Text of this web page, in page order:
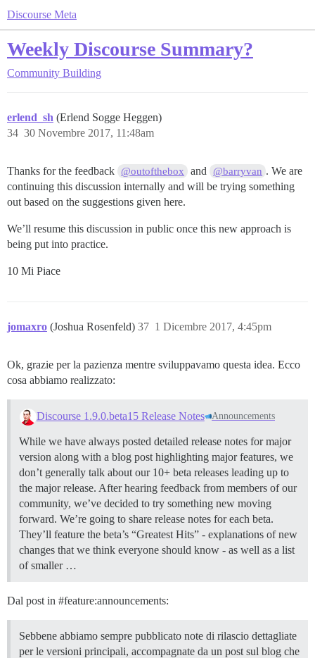
Discourse Meta
Weekly Discourse Summary?
Community Building
erlend_sh (Erlend Sogge Heggen)
30 Novembre 2017, 11:48am
34
Thanks for the feedback @outofthebox and @barryvan . We are
continuing this discussion internally and will be trying something
out based on the suggestions given here.
We’ll resume this discussion in public once this new approach is
being put into practice.
10 Mi Piace
jomaxro (Joshua Rosenfeld) 1 Dicembre 2017, 4:45pm
37
Ok, grazie per la pazienza mentre sviluppavamo questa idea. Ecco
cosa abbiamo realizzato:
Discourse 1.9.0.beta15 Release Notes Announcements
While we have always posted detailed release notes for major
version along with a blog post highlighting major features, we
don’t generally talk about our 10+ beta releases leading up to
the major release. After hearing feedback from members of our
community, we’ve decided to try something new moving
forward. We’re going to share release notes for each beta.
They’ll feature the beta’s “Greatest Hits” - explanations of new
changes that we think everyone should know - as well as a list
of smaller …
Dal post in #feature:announcements:
Sebbene abbiamo sempre pubblicato note di rilascio dettagliate
per le versioni principali, accompagnate da un post sul blog che